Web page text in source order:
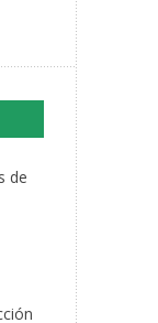
de